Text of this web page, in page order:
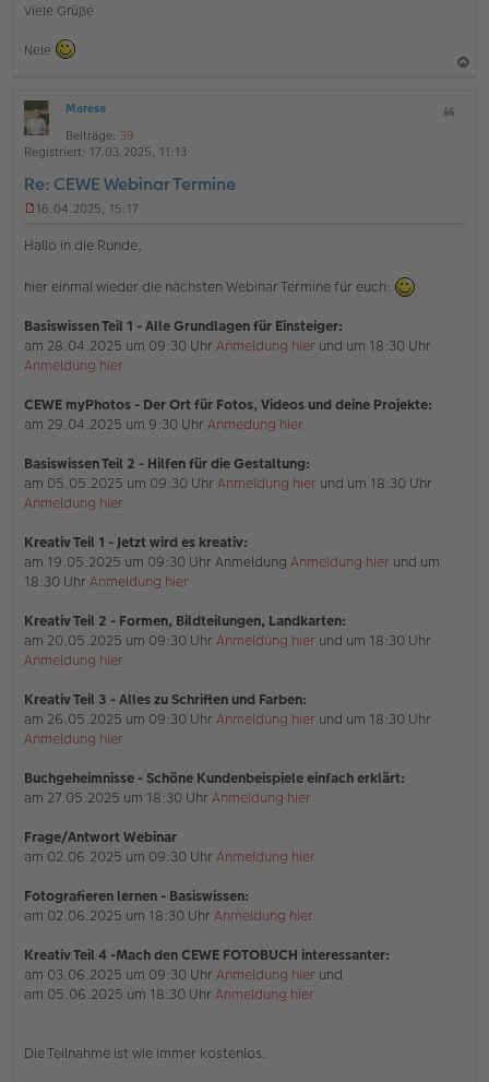
Viele Grüße
Nele
ff
l
n
e
Maresa
Beiträge: 39
Registriert: 17.03.2025, 11:13
Re: CEWE Webinar Termine
g
l
e
n
e
B
i
r
a
g
16.04.2025, 15:17
Hallo in die Runde,
hier einmal wieder die nächsten Webinar Termine für euch:
Basiswissen Teil 1 - Alle Grundlagen für Einsteiger:
am 28.04.2025 um 09:30 Uhr Anmeldung hier und um 18:30 Uhr
Anmeldung hier
CEWE myPhotos - Der Ort für Fotos, Videos und deine Projekte:
am 29.04.2025 um 9:30 Uhr Anmedung hier
Basiswissen Teil 2 - Hilfen für die Gestaltung:
am 05.05.2025 um 09:30 Uhr Anmeldung hier und um 18:30 Uhr
Anmeldung hier
Kreativ Teil 1 - Jetzt wird es kreativ:
am 19.05.2025 um 09:30 Uhr Anmeldung Anmeldung hier und um
18:30 Uhr Anmeldung hier
Kreativ Teil 2 - Formen, Bildteilungen, Landkarten:
am 20.05.2025 um 09:30 Uhr Anmeldung hier und um 18:30 Uhr
Anmeldung hier
Kreativ Teil 3 - Alles zu Schriften und Farben:
am 26.05.2025 um 09:30 Uhr Anmeldung hier und um 18:30 Uhr
Anmeldung hier
Buchgeheimnisse - Schöne Kundenbeispiele einfach erklärt:
am 27.05.2025 um 18:30 Uhr Anmeldung hier
Frage/Antwort Webinar
am 02.06.2025 um 09:30 Uhr Anmeldung hier
Fotografieren lernen - Basiswissen:
am 02.06.2025 um 18:30 Uhr Anmeldung hier
Kreativ Teil 4 -Mach den CEWE FOTOBUCH interessanter:
am 03.06.2025 um 09:30 Uhr Anmeldung hier und
am 05.06.2025 um 18:30 Uhr Anmeldung hier
Die Teilnahme ist wie immer kostenlos.